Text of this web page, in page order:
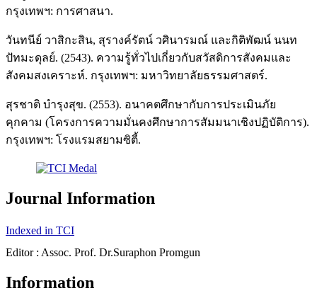
กรุงเทพฯ: การศาสนา.
วันทนีย์ วาสิกะสิน, สุรางค์รัตน์ วศินารมณ์ และกิติพัฒน์ นนท
ปัทมะดุลย์. (2543). ความรู้ทั่วไปเกี่ยวกับสวัสดิการสังคมและ
สังคมสงเคราะห์. กรุงเทพฯ: มหาวิทยาลัยธรรมศาสตร์.
สุรชาติ บำรุงสุข. (2553). อนาคตศึกษากับการประเมินภัย
คุกคาม (โครงการความมั่นคงศึกษาการสัมมนาเชิงปฏิบัติการ).
กรุงเทพฯ: โรงแรมสยามซิตี้.
Journal Information
Indexed in TCI
Editor : Assoc. Prof. Dr.Suraphon Promgun
Information